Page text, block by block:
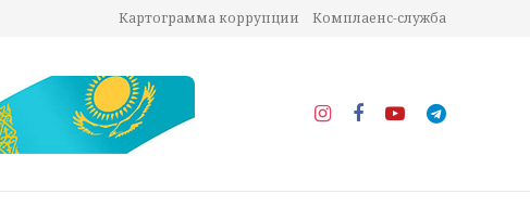
Картограмма коррупции Комплаенс-служба